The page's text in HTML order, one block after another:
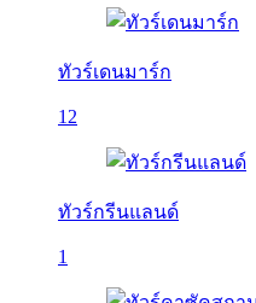
ทัวร์เดนมาร์ก
12
ทัวร์กรีนแลนด์
1